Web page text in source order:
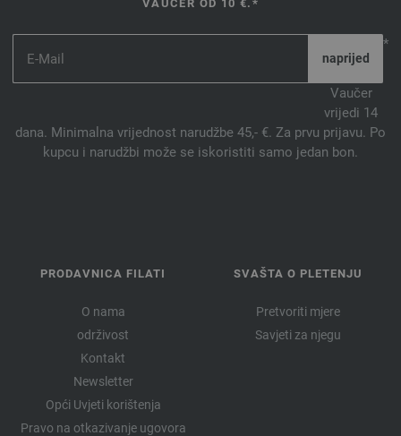
VAUČER OD 10 €.*
*
Vaučer
vrijedi 14
dana. Minimalna vrijednost narudžbe 45,- €. Za prvu prijavu. Po
kupcu i narudžbi može se iskoristiti samo jedan bon.
PRODAVNICA FILATI
O nama
održivost
Kontakt
Newsletter
Opći Uvjeti korištenja
Pravo na otkazivanje ugovora
SVAŠTA O PLETENJU
Pretvoriti mjere
Savjeti za njegu